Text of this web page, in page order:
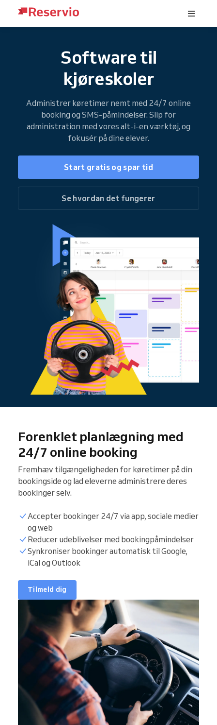
Software til
kjøreskoler
Administrer køretimer nemt med 24/7 online
booking og SMS-påmindelser. Slip for
administration med vores alt-i-en værktøj, og
fokusér på dine elever.
Start gratis og spar tid
Se hvordan det fungerer
Forenklet planlægning med
24/7 online booking
Fremhæv tilgængeligheden for køretimer på din
bookingside og lad eleverne administrere deres
bookinger selv.
Accepter bookinger 24/7 via app, sociale medier
og web
Reducer udeblivelser med bookingpåmindelser
Synkroniser bookinger automatisk til Google,
iCal og Outlook
Tilmeld dig